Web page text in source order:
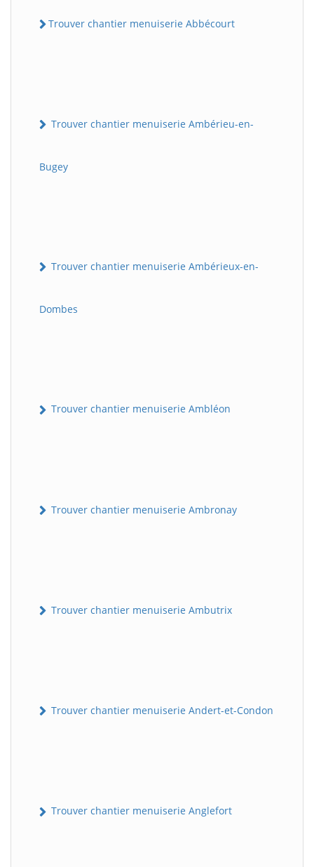
Trouver chantier menuiserie Abbécourt
Trouver chantier menuiserie Ambérieu-en-
Bugey
Trouver chantier menuiserie Ambérieux-en-
Dombes
Trouver chantier menuiserie Ambléon
Trouver chantier menuiserie Ambronay
Trouver chantier menuiserie Ambutrix
Trouver chantier menuiserie Andert-et-Condon
Trouver chantier menuiserie Anglefort